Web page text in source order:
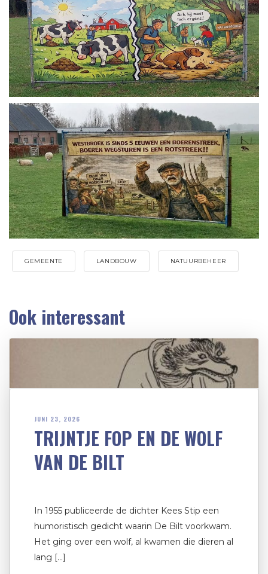
GEMEENTE LANDBOUW NATUURBEHEER
Ook interessant
JUNI 23, 2026
TRIJNTJE FOP EN DE WOLF
VAN DE BILT
In 1955 publiceerde de dichter Kees Stip een
humoristisch gedicht waarin De Bilt voorkwam.
Het ging over een wolf, al kwamen die dieren al
lang […]